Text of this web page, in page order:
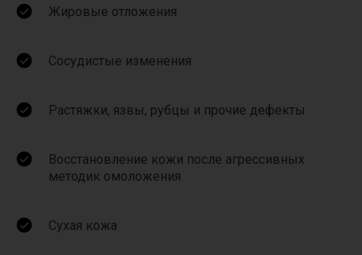
Жировые отложения
Сосудистые изменения
Растяжки, язвы, рубцы и прочие дефекты
Восстановление кожи после агрессивных
методик омоложения
Сухая кожа